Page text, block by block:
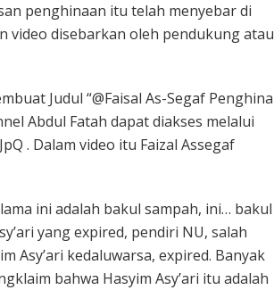
penghinaan itu telah menyebar di
video disebarkan oleh pendukung atau
Judul “@Faisal As-Segaf Penghina
Abdul Fatah dapat diakses melalui
. Dalam video itu Faizal Assegaf
ini adalah bakul sampah, ini… bakul
yang expired, pendiri NU, salah
Asy’ari kedaluwarsa, expired. Banyak
bahwa Hasyim Asy’ari itu adalah